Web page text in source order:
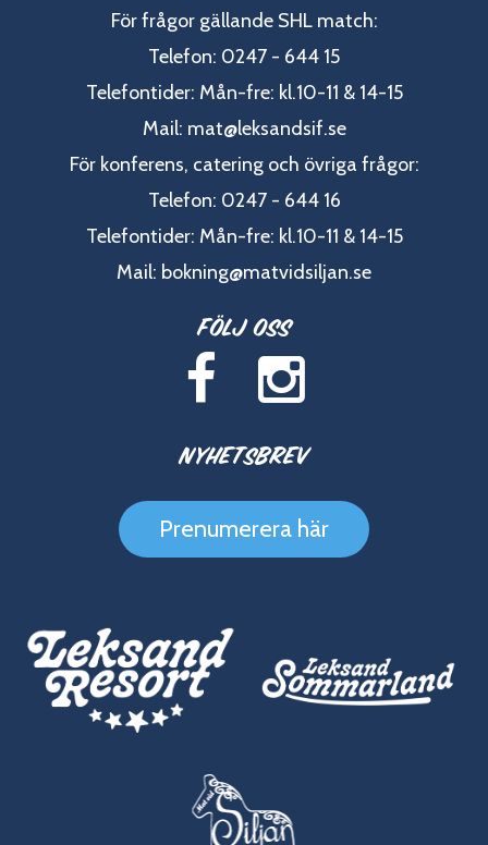
För frågor gällande SHL match:
Telefon: 0247 - 644 15
Telefontider: Mån-fre: kl.10-11 & 14-15
Mail: mat@leksandsif.se
För konferens, catering och övriga frågor:
Telefon: 0247 - 644 16
Telefontider: Mån-fre: kl.10-11 & 14-15
Mail: bokning@matvidsiljan.se
Följ oss
Nyhetsbrev